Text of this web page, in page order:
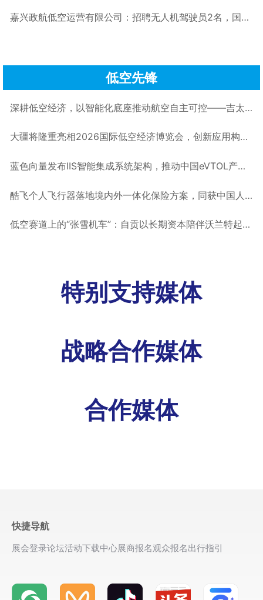
嘉兴政航低空运营有限公司：招聘无人机驾驶员2名，国企，base嘉兴丨低空招聘
低空先锋
深耕低空经济，以智能化底座推动航空自主可控——吉太航空CTO孙鹏丨低空大咖谈
大疆将隆重亮相2026国际低空经济博览会，创新应用构筑低空新生态丨低空企业
蓝色向量发布IIS智能集成系统架构，推动中国eVTOL产业围绕软件定义飞机与开放式电子电气架构共建开放生态丨低空企业
酷飞个人飞行器落地境内外一体化保险方案，同获中国人保、中国太保双重承保丨低空企业
低空赛道上的“张雪机车”：自贡以长期资本陪伴沃兰特起飞丨低空企业
特别支持媒体
战略合作媒体
合作媒体
快捷导航
展会登录论坛活动下载中心展商报名观众报名出行指引